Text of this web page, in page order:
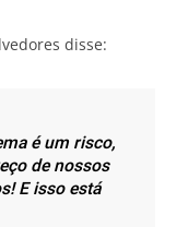
disse:
é um risco,
de nossos
E isso está